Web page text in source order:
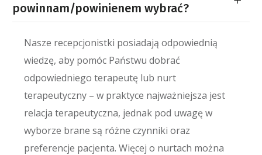
powinnam/powinienem wybrać?
Nasze recepcjonistki posiadają odpowiednią
wiedzę, aby pomóc Państwu dobrać
odpowiedniego terapeutę lub nurt
terapeutyczny – w praktyce najważniejsza jest
relacja terapeutyczna, jednak pod uwagę w
wyborze brane są różne czynniki oraz
preferencje pacjenta. Więcej o nurtach można